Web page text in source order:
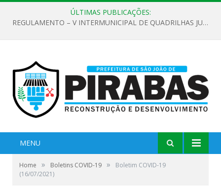
ÚLTIMAS PUBLICAÇÕES:
REGULAMENTO – V INTERMUNICIPAL DE QUADRILHAS JUNINAS 2026
MENU
Home » Boletins COVID-19 »
Boletim COVID-19
(16/07/2021)